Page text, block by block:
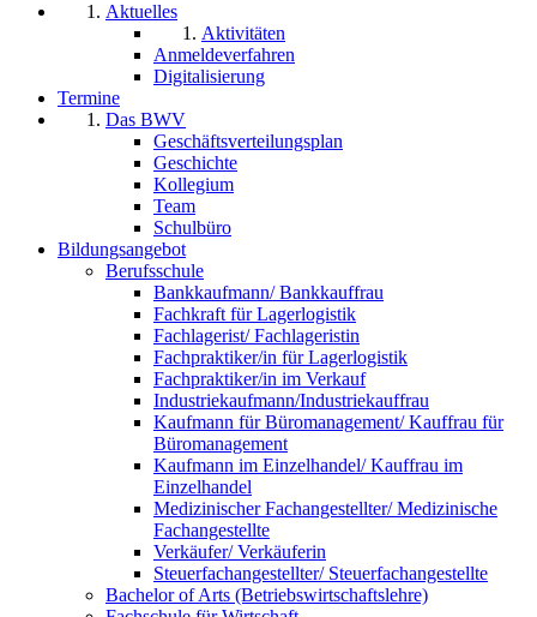
Aktuelles
Aktivitäten
Anmeldeverfahren
Digitalisierung
Termine
Das BWV
Geschäftsverteilungsplan
Geschichte
Kollegium
Team
Schulbüro
Bildungsangebot
Berufsschule
Bankkaufmann/ Bankkauffrau
Fachkraft für Lagerlogistik
Fachlagerist/ Fachlageristin
Fachpraktiker/in für Lagerlogistik
Fachpraktiker/in im Verkauf
Industriekaufmann/Industriekauffrau
Kaufmann für Büromanagement/ Kauffrau für
Büromanagement
Kaufmann im Einzelhandel/ Kauffrau im
Einzelhandel
Medizinischer Fachangestellter/ Medizinische
Fachangestellte
Verkäufer/ Verkäuferin
Steuerfachangestellter/ Steuerfachangestellte
Bachelor of Arts (Betriebswirtschaftslehre)